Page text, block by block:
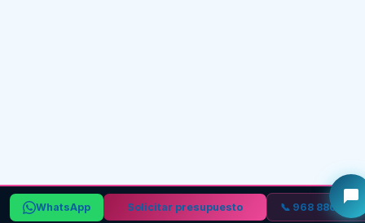
WhatsApp Solicitar presupuesto 📞 968 886 055